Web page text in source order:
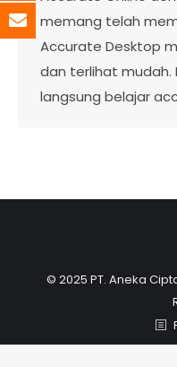
memang telah
Accurate Desktop
dan terlihat mudah.
langsung belajar
© 2025 PT. Aneka